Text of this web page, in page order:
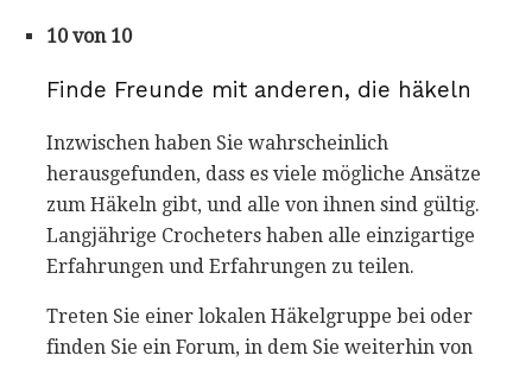
10 von 10
Finde Freunde mit anderen, die häkeln
Inzwischen haben Sie wahrscheinlich
herausgefunden, dass es viele mögliche Ansätze
zum Häkeln gibt, und alle von ihnen sind gültig.
Langjährige Crocheters haben alle einzigartige
Erfahrungen und Erfahrungen zu teilen.
Treten Sie einer lokalen Häkelgruppe bei oder
finden Sie ein Forum, in dem Sie weiterhin von